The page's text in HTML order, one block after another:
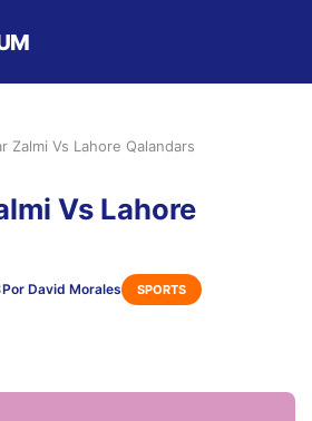
Zalmi Vs Lahore Qalandars
Vs Lahore
Por David Morales SPORTS